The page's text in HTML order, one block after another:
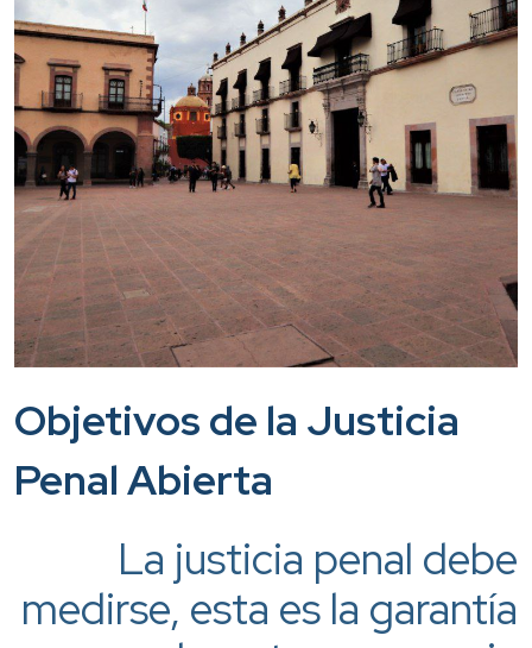
Objetivos de la Justicia
Penal Abierta
La justicia penal debe
medirse, esta es la garantía